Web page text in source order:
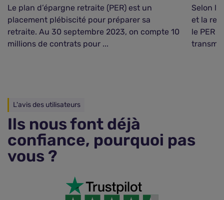
Le plan d’épargne retraite (PER) est un
placement plébiscité pour préparer sa
retraite. Au 30 septembre 2023, on compte 10
millions de contrats pour ...
Selon le
et la
le PER
L'avis des utilisateurs
Ils nous font déjà
confiance, pourquoi pas
vous ?